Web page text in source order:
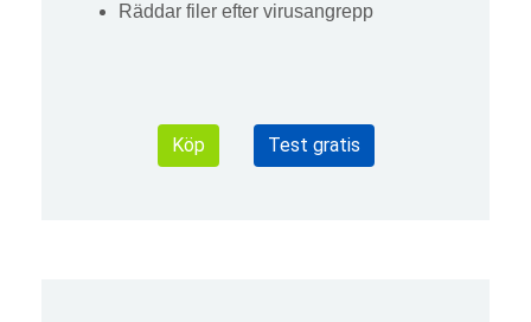
Räddar filer efter virusangrepp
Köp Test gratis